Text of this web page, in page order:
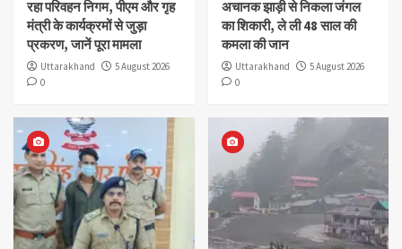
रहा परिवहन निगम, पीएम और गृह
मंत्री के कार्यक्रमों से जुड़ा
प्रकरण, जानें पूरा मामला
Uttarakhand
5 August 2026
0
अचानक झाड़ी से निकला जंगल
का शिकारी, ले ली 48 साल की
कमला की जान
Uttarakhand
5 August 2026
0